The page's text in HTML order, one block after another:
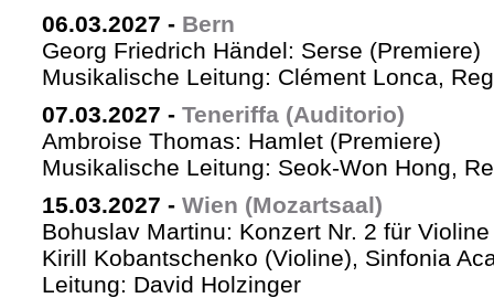
06.03.2027 - Bern
Georg Friedrich Händel: Serse (Premiere)
Musikalische Leitung: Clément Lonca,
07.03.2027 - Teneriffa (Auditorio)
Ambroise Thomas: Hamlet (Premiere)
Musikalische Leitung: Seok-Won Hong,
15.03.2027 - Wien (Mozartsaal)
Bohuslav Martinu: Konzert Nr. 2 für
Kirill Kobantschenko (Violine), Sinfonia
Leitung: David Holzinger